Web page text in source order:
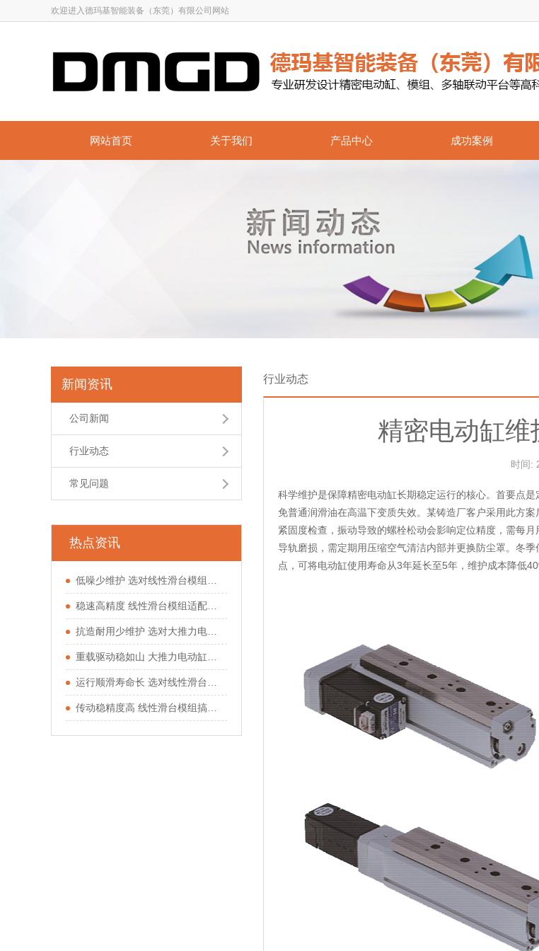
欢迎进入德玛基智能装备（东莞）有限公司网站
网站首页 关于我们 产品中心 成功案例
新闻资讯
公司新闻
行业动态
常见问题
热点资讯
低噪少维护 选对线性滑台模组少走运动工位弯路
稳速高精度 线性滑台模组适配多类自动化工位
抗造耐用少维护 选对大推力电动缸少踩驱动坑
重载驱动稳如山 大推力电动缸适配重型工况
运行顺滑寿命长 选对线性滑台模组少走弯路
传动稳精度高 线性滑台模组搞定直线运动需求
行业动态
精密电动缸维
时间:
科学维护是保障精密电动缸长期稳定运行的核心。首要点
免普通润滑油在高温下变质失效。某铸造厂客户采用此方
紧固度检查，振动导致的螺栓松动会影响定位精度，需每
导轨磨损，需定期用压缩空气清洁内部并更换防尘罩。冬
点，可将电动缸使用寿命从3年延长至5年，维护成本降低